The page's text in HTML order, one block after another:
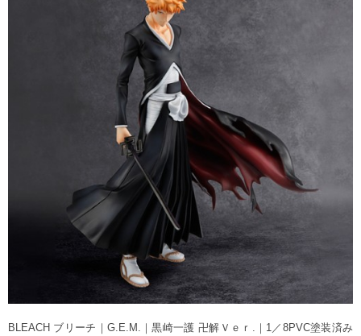
BLEACH ブリーチ｜G.E.M.｜黒崎一護 卍解Ｖｅｒ.｜1／8PVC塗装済み